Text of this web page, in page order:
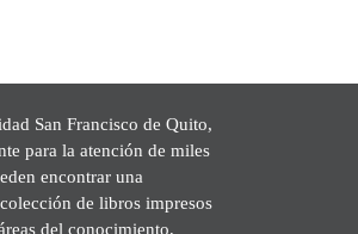
San Francisco de Quito,
para la atención de miles
encontrar una
de libros impresos
del conocimiento,